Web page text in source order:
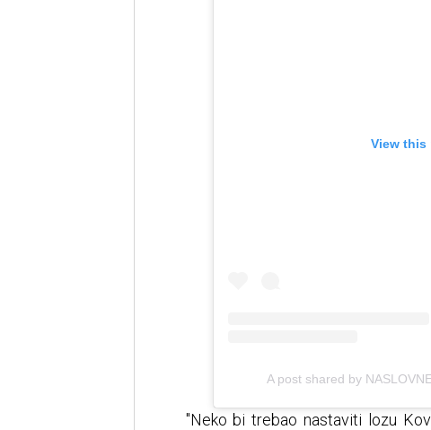
View this
A post shared by
"Neko bi trebao nastaviti lozu